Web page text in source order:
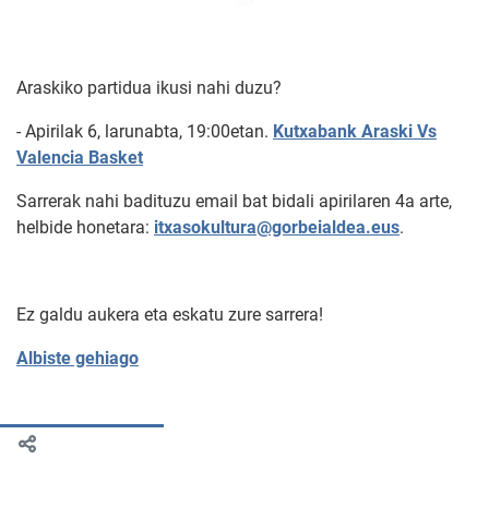
Araskiko partidua ikusi nahi duzu?
- Apirilak 6, larunabta, 19:00etan. Kutxabank Araski Vs
Valencia Basket
Sarrerak nahi badituzu email bat bidali apirilaren 4a arte,
helbide honetara: itxasokultura@gorbeialdea.eus.
Ez galdu aukera eta eskatu zure sarrera!
Albiste gehiago